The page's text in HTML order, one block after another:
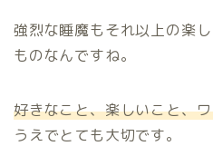
強烈な睡魔もそれ以上の楽
ものなんですね。
好きなこと、楽しいこと、
うえでとても大切です。